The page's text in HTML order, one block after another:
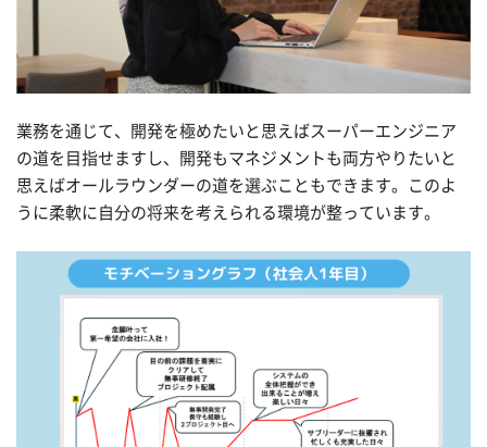
業務を通じて、開発を極めたいと思えばスーパーエンジニア
の道を目指せますし、開発もマネジメントも両方やりたいと
思えばオールラウンダーの道を選ぶこともできます。このよ
うに柔軟に自分の将来を考えられる環境が整っています。